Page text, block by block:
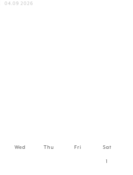
04.09 2026
Wed Thu Fri Sat
1